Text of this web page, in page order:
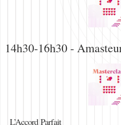
14h30-16h30 -
L’Accord Parfait